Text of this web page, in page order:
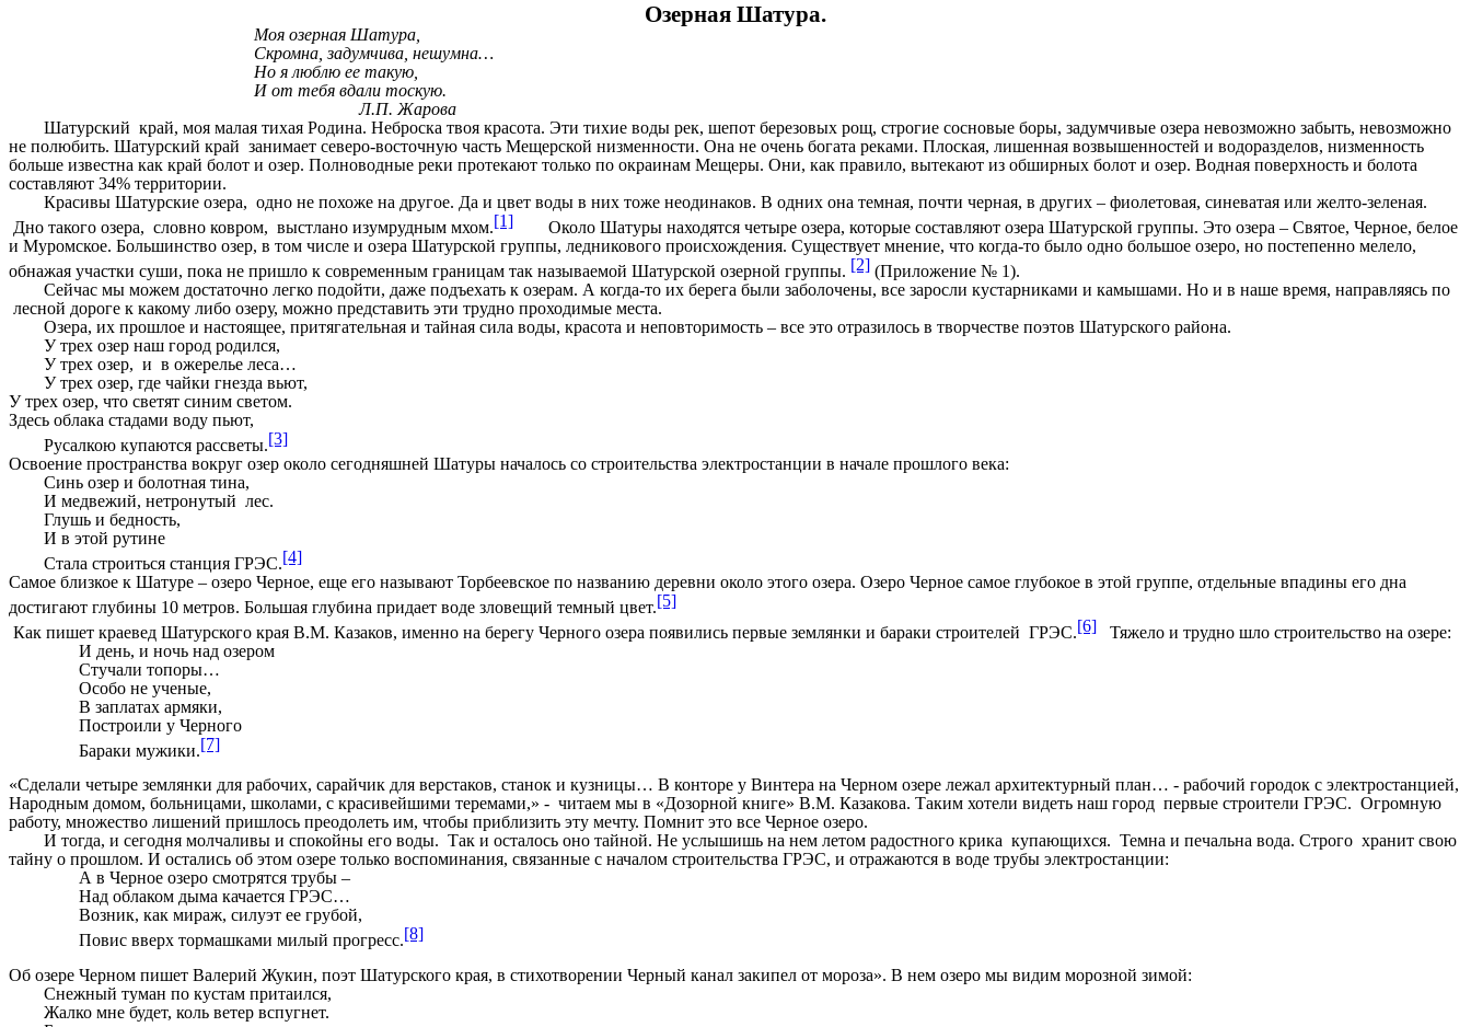
Озерная Шатура.
Моя озерная Шатура,
Скромна, задумчива, нешумна…
Но я люблю ее такую,
И от тебя вдали тоскую.
Л.П. Жарова
Шатурский край, моя малая тихая Родина. Неброска твоя красота. Эти тихие воды рек, шепот березовых рощ, строгие сосновые боры, задумчивые озера невозможно забыть, невозможно
не полюбить. Шатурский край занимает северо-восточную часть Мещерской низменности. Она не очень богата реками. Плоская, лишенная возвышенностей и водоразделов, низменность
больше известна как край болот и озер. Полноводные реки протекают только по окраинам Мещеры. Они, как правило, вытекают из обширных болот и озер. Водная поверхность и болота
составляют 34% территории.
Красивы Шатурские озера, одно не похоже на другое. Да и цвет воды в них тоже неодинаков. В одних она темная, почти черная, в других – фиолетовая, синеватая или желто-зеленая.
Дно такого озера, словно ковром, выстлано изумрудным мхом.[1] Около Шатуры находятся четыре озера, которые составляют озера Шатурской группы. Это озера – Святое, Черное, белое
и Муромское. Большинство озер, в том числе и озера Шатурской группы, ледникового происхождения. Существует мнение, что когда-то было одно большое озеро, но постепенно мелело,
обнажая участки суши, пока не пришло к современным границам так называемой Шатурской озерной группы. [2] (Приложение № 1).
Сейчас мы можем достаточно легко подойти, даже подъехать к озерам. А когда-то их берега были заболочены, все заросли кустарниками и камышами. Но и в наше время, направляясь по
лесной дороге к какому либо озеру, можно представить эти трудно проходимые места.
Озера, их прошлое и настоящее, притягательная и тайная сила воды, красота и неповторимость – все это отразилось в творчестве поэтов Шатурского района.
У трех озер наш город родился,
У трех озер, и в ожерелье леса…
У трех озер, где чайки гнезда вьют,
У трех озер, что светят синим светом.
Здесь облака стадами воду пьют,
Русалкою купаются рассветы.[3]
Освоение пространства вокруг озер около сегодняшней Шатуры началось со строительства электростанции в начале прошлого века:
Синь озер и болотная тина,
И медвежий, нетронутый лес.
Глушь и бедность,
И в этой рутине
Стала строиться станция ГРЭС.[4]
Самое близкое к Шатуре – озеро Черное, еще его называют Торбеевское по названию деревни около этого озера. Озеро Черное самое глубокое в этой группе, отдельные впадины его дна
достигают глубины 10 метров. Большая глубина придает воде зловещий темный цвет.[5]
Как пишет краевед Шатурского края В.М. Казаков, именно на берегу Черного озера появились первые землянки и бараки строителей ГРЭС.[6] Тяжело и трудно шло строительство на озере:
И день, и ночь над озером
Стучали топоры…
Особо не ученые,
В заплатах армяки,
Построили у Черного
Бараки мужики.[7]
«Сделали четыре землянки для рабочих, сарайчик для верстаков, станок и кузницы… В конторе у Винтера на Черном озере лежал архитектурный план… - рабочий городок с электростанцией,
Народным домом, больницами, школами, с красивейшими теремами,» - читаем мы в «Дозорной книге» В.М. Казакова. Таким хотели видеть наш город первые строители ГРЭС. Огромную
работу, множество лишений пришлось преодолеть им, чтобы приблизить эту мечту. Помнит это все Черное озеро.
И тогда, и сегодня молчаливы и спокойны его воды. Так и осталось оно тайной. Не услышишь на нем летом радостного крика купающихся. Темна и печальна вода. Строго хранит свою
тайну о прошлом. И остались об этом озере только воспоминания, связанные с началом строительства ГРЭС, и отражаются в воде трубы электростанции:
А в Черное озеро смотрятся трубы –
Над облаком дыма качается ГРЭС…
Возник, как мираж, силуэт ее грубой,
Повис вверх тормашками милый прогресс.[8]
Об озере Черном пишет Валерий Жукин, поэт Шатурского края, в стихотворении Черный канал закипел от мороза». В нем озеро мы видим морозной зимой:
Снежный туман по кустам притаился,
Жалко мне будет, коль ветер вспугнет.